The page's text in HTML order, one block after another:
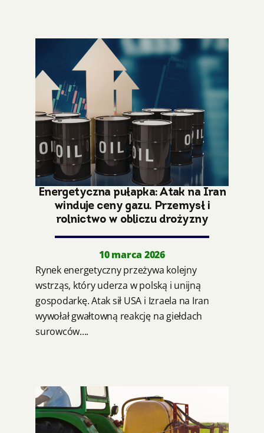
Energetyczna pułapka: Atak na Iran
winduje ceny gazu. Przemysł i
rolnictwo w obliczu drożyzny
10 marca 2026
Rynek energetyczny przeżywa kolejny
wstrząs, który uderza w polską i unijną
gospodarkę. Atak sił USA i Izraela na Iran
wywołał gwałtowną reakcję na giełdach
surowców....